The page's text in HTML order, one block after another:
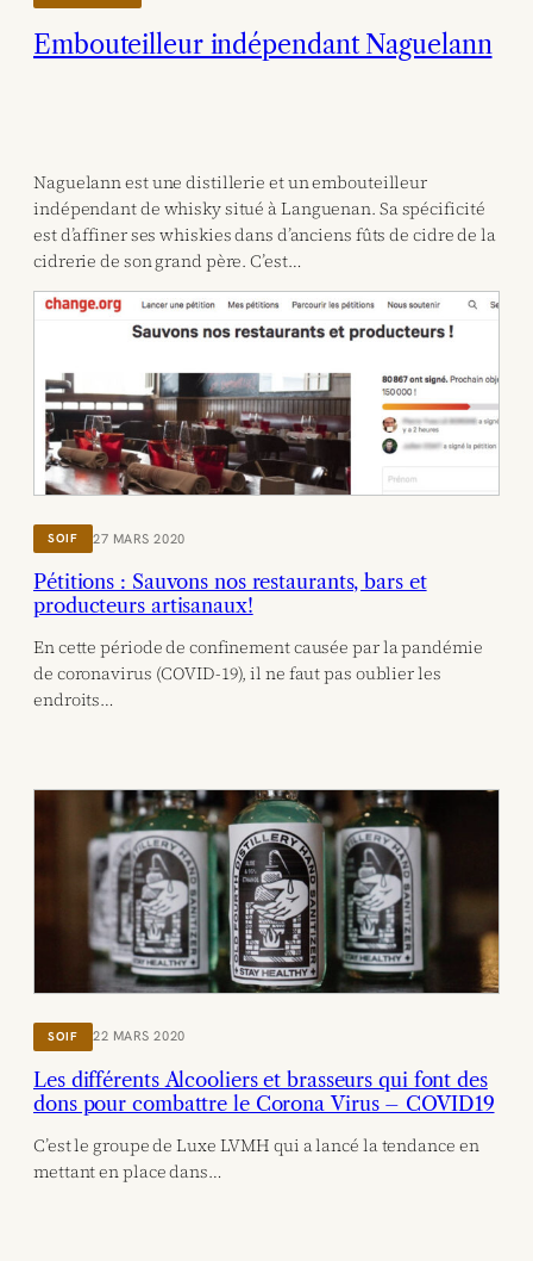
Embouteilleur indépendant Naguelann
Naguelann est une distillerie et un embouteilleur
indépendant de whisky situé à Languenan. Sa spécificité
est d’affiner ses whiskies dans d’anciens fûts de cidre de la
cidrerie de son grand père. C’est…
SOIF 27 MARS 2020
Pétitions : Sauvons nos restaurants, bars et
producteurs artisanaux!
En cette période de confinement causée par la pandémie
de coronavirus (COVID-19), il ne faut pas oublier les
endroits…
SOIF 22 MARS 2020
Les différents Alcooliers et brasseurs qui font des
dons pour combattre le Corona Virus – COVID19
C’est le groupe de Luxe LVMH qui a lancé la tendance en
mettant en place dans…